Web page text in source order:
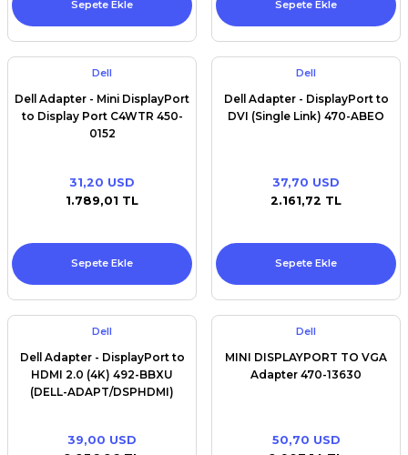
Sepete Ekle Sepete Ekle
Dell
Dell Adapter - Mini DisplayPort
to Display Port C4WTR 450-
0152
31,20 USD
1.789,01 TL
Sepete Ekle
Dell
Dell Adapter - DisplayPort to
DVI (Single Link) 470-ABEO
37,70 USD
2.161,72 TL
Sepete Ekle
Dell
Dell Adapter - DisplayPort to
HDMI 2.0 (4K) 492-BBXU
(DELL-ADAPT/DSPHDMI)
39,00 USD
Dell
MINI DISPLAYPORT TO VGA
Adapter 470-13630
50,70 USD